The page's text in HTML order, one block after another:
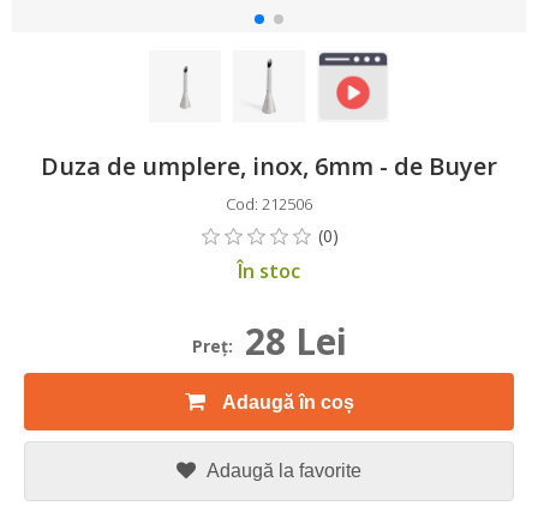
Duza de umplere, inox, 6mm - de Buyer
Cod: 212506
În stoc
Preţ: 28 Lei
Adaugă în coș
Adaugă la favorite